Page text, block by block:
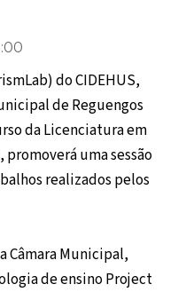
do CIDEHUS,
de Reguengos
da Licenciatura em
uma sessão
realizados pelos
Câmara Municipal,
de ensino Project